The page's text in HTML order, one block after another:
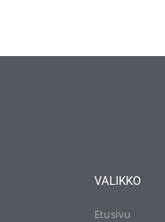
VALIKKO
Etusivu